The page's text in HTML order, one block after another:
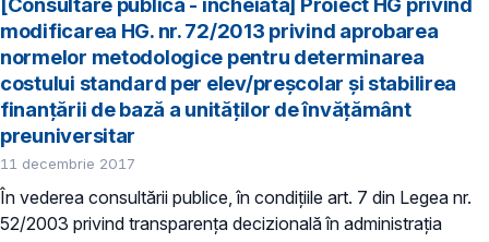
modificarea HG. nr. 72/2013 privind aprobarea
normelor metodologice pentru determinarea
costului standard per elev/preșcolar și stabilirea
finanțării de bază a unităților de învățământ
preuniversitar
11 decembrie 2017
În vederea consultării publice, în condiţiile art. 7 din Legea nr.
52/2003 privind transparenţa decizională în administraţia